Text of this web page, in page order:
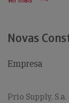
Novas
Empresa
Prio Supply, S.a.